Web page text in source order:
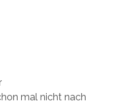
mal nicht nach